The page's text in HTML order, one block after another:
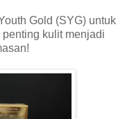
Gold (SYG) untuk
kulit menjadi